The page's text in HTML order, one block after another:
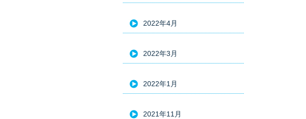
2022年4月
2022年3月
2022年1月
2021年11月